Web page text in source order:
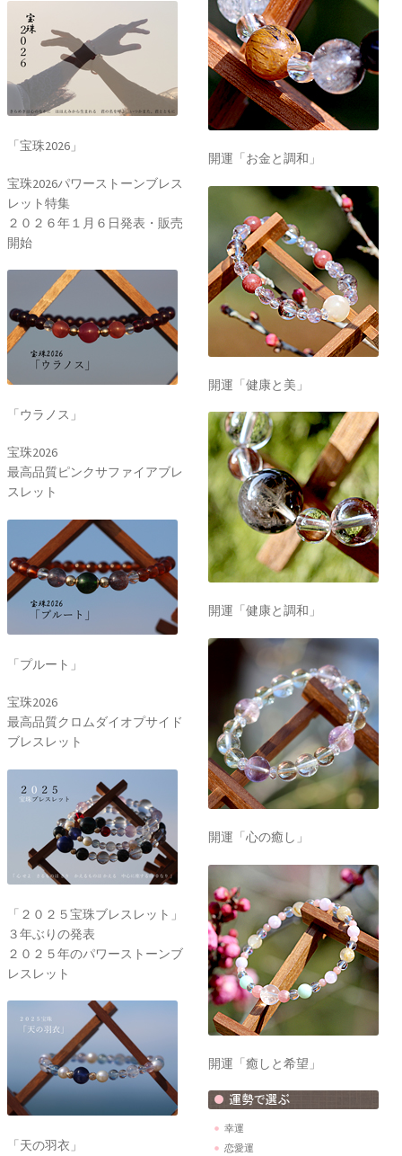
「宝珠2026」
宝珠2026パワーストーンブレス
レット特集
２０２６年１月６日発表・販売
開始
「ウラノス」
宝珠2026
最高品質ピンクサファイアブレ
スレット
「プルート」
宝珠2026
最高品質クロムダイオプサイド
ブレスレット
「２０２５宝珠ブレスレット」
３年ぶりの発表
２０２５年のパワーストーンブ
レスレット
「天の羽衣」
開運「お金と調和」
開運「健康と美」
開運「健康と調和」
開運「心の癒し」
開運「癒しと希望」
幸運
恋愛運